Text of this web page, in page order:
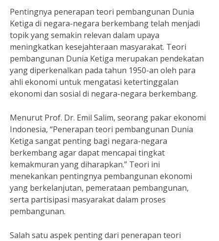
Pentingnya penerapan teori pembangunan Dunia
Ketiga di negara-negara berkembang telah menjadi
topik yang semakin relevan dalam upaya
meningkatkan kesejahteraan masyarakat. Teori
pembangunan Dunia Ketiga merupakan pendekatan
yang diperkenalkan pada tahun 1950-an oleh para
ahli ekonomi untuk mengatasi ketertinggalan
ekonomi dan sosial di negara-negara berkembang.
Menurut Prof. Dr. Emil Salim, seorang pakar ekonomi
Indonesia, “Penerapan teori pembangunan Dunia
Ketiga sangat penting bagi negara-negara
berkembang agar dapat mencapai tingkat
kemakmuran yang diharapkan.” Teori ini
menekankan pentingnya pembangunan ekonomi
yang berkelanjutan, pemerataan pembangunan,
serta partisipasi masyarakat dalam proses
pembangunan.
Salah satu aspek penting dari penerapan teori